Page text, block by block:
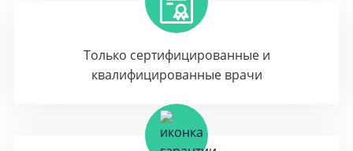
Только сертифицированные и
квалифицированные врачи